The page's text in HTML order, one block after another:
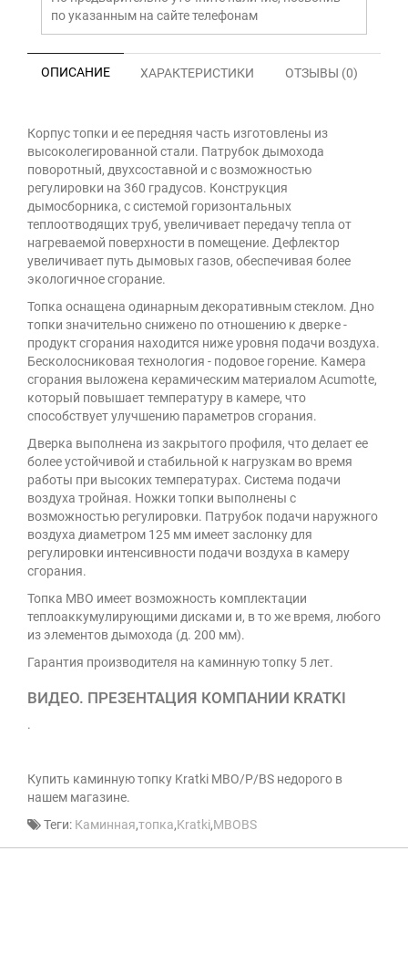
по указанным на сайте телефонам
ОПИСАНИЕ ХАРАКТЕРИСТИКИ ОТЗЫВЫ (0)
Корпус топки и ее передняя часть изготовлены из
высоколегированной стали. Патрубок дымохода
поворотный, двухсоставной и с возможностью
регулировки на 360 градусов. Конструкция
дымосборника, с системой горизонтальных
теплоотводящих труб, увеличивает передачу тепла от
нагреваемой поверхности в помещение. Дефлектор
увеличивает путь дымовых газов, обеспечивая более
экологичное сгорание.
Топка оснащена одинарным декоративным стеклом. Дно
топки значительно снижено по отношению к дверке -
продукт сгорания находится ниже уровня подачи воздуха.
Бесколосниковая технология - подовое горение. Камера
сгорания выложена керамическим материалом Acumotte,
который повышает температуру в камере, что
способствует улучшению параметров сгорания.
Дверка выполнена из закрытого профиля, что делает ее
более устойчивой и стабильной к нагрузкам во время
работы при высоких температурах. Система подачи
воздуха тройная. Ножки топки выполнены с
возможностью регулировки. Патрубок подачи наружного
воздуха диаметром 125 мм имеет заслонку для
регулировки интенсивности подачи воздуха в камеру
сгорания.
Топка MBO имеет возможность комплектации
теплоаккумулирующими дисками и, в то же время, любого
из элементов дымохода (д. 200 мм).
Гарантия производителя на каминную топку 5 лет.
ВИДЕО. ПРЕЗЕНТАЦИЯ КОМПАНИИ KRATKI
.
Купить каминную топку Kratki MBO/P/BS недорого в
нашем магазине.
Теги: Каминная,топка,Kratki,MBOBS